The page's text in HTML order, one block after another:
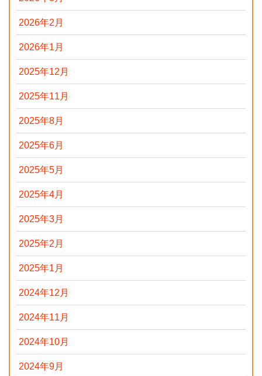
2026年2月
2026年1月
2025年12月
2025年11月
2025年8月
2025年6月
2025年5月
2025年4月
2025年3月
2025年2月
2025年1月
2024年12月
2024年11月
2024年10月
2024年9月